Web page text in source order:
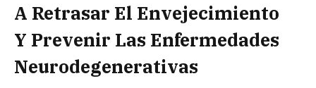
A Retrasar El Envejecimiento
Y Prevenir Las Enfermedades
Neurodegenerativas